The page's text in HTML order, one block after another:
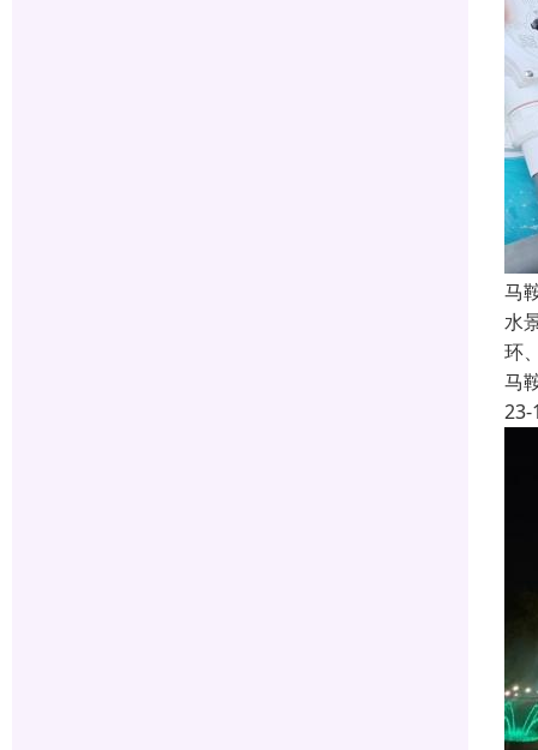
马
水
环
马
23-